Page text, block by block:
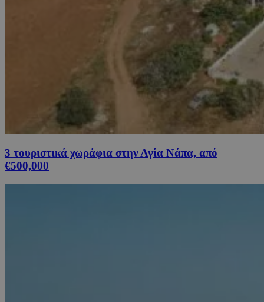
3 τουριστικά χωράφια στην Αγία Νάπα, από
€500,000